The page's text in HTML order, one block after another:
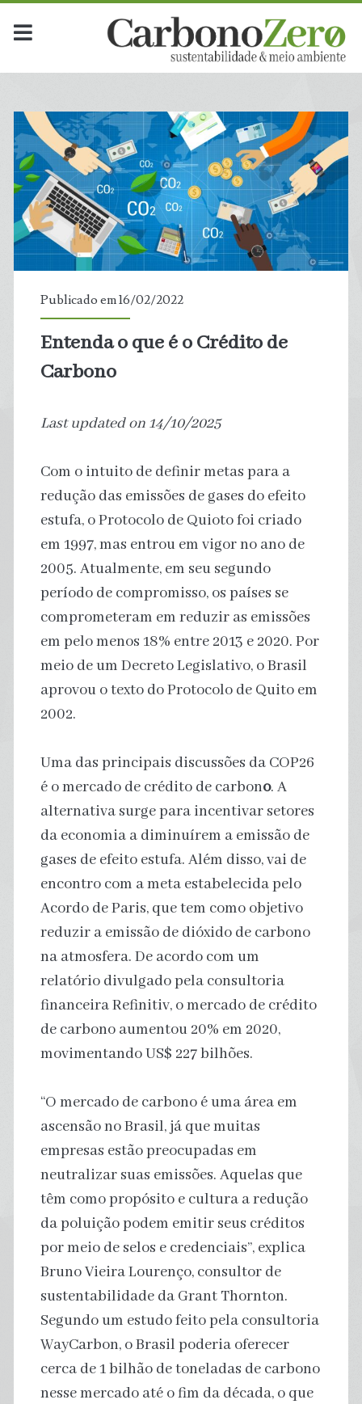
Publicado em 16/02/2022
Entenda o que é o Crédito de
Carbono
Last updated on 14/10/2025
Com o intuito de definir metas para a
redução das emissões de gases do efeito
estufa, o Protocolo de Quioto foi criado
em 1997, mas entrou em vigor no ano de
2005. Atualmente, em seu segundo
período de compromisso, os países se
comprometeram em reduzir as emissões
em pelo menos 18% entre 2013 e 2020. Por
meio de um Decreto Legislativo, o Brasil
aprovou o texto do Protocolo de Quito em
2002.
Uma das principais discussões da COP26
é o mercado de crédito de carbono. A
alternativa surge para incentivar setores
da economia a diminuírem a emissão de
gases de efeito estufa. Além disso, vai de
encontro com a meta estabelecida pelo
Acordo de Paris, que tem como objetivo
reduzir a emissão de dióxido de carbono
na atmosfera. De acordo com um
relatório divulgado pela consultoria
financeira Refinitiv, o mercado de crédito
de carbono aumentou 20% em 2020,
movimentando US$ 227 bilhões.
“O mercado de carbono é uma área em
ascensão no Brasil, já que muitas
empresas estão preocupadas em
neutralizar suas emissões. Aquelas que
têm como propósito e cultura a redução
da poluição podem emitir seus créditos
por meio de selos e credenciais”, explica
Bruno Vieira Lourenço, consultor de
sustentabilidade da Grant Thornton.
Segundo um estudo feito pela consultoria
WayCarbon, o Brasil poderia oferecer
cerca de 1 bilhão de toneladas de carbono
nesse mercado até o fim da década, o que